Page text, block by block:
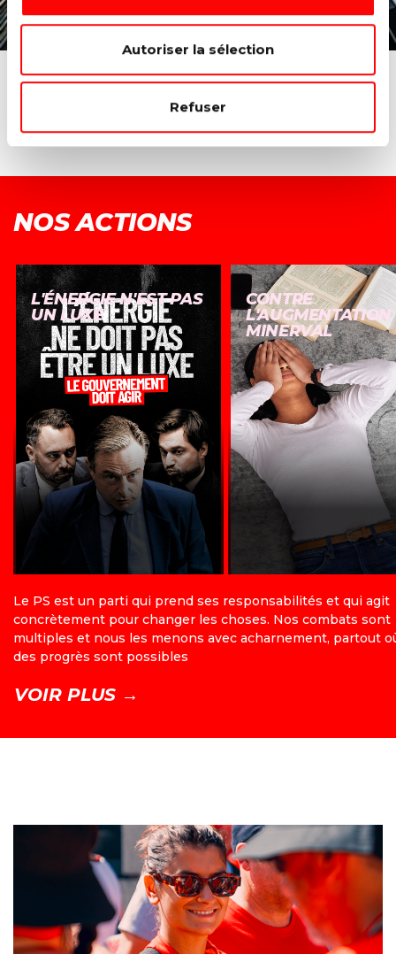
Autoriser la sélection
Refuser
NOS ACTIONS
L'ÉNERGIE N'EST PAS
UN LUXE
CONTRE
L'AUGMENTATION
MINERVAL
Le PS est un parti qui prend ses responsabilités et qui agit
concrètement pour changer les choses. Nos combats sont
multiples et nous les menons avec acharnement, partout
des progrès sont possibles
VOIR PLUS →